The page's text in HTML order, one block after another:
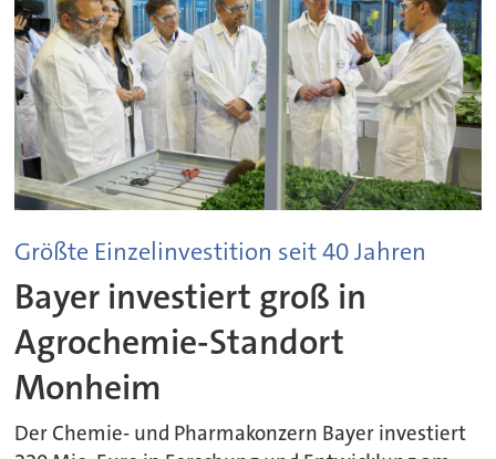
Größte Einzelinvestition seit 40 Jahren
Bayer investiert groß in
Agrochemie-Standort
Monheim
Der Chemie- und Pharmakonzern Bayer investiert